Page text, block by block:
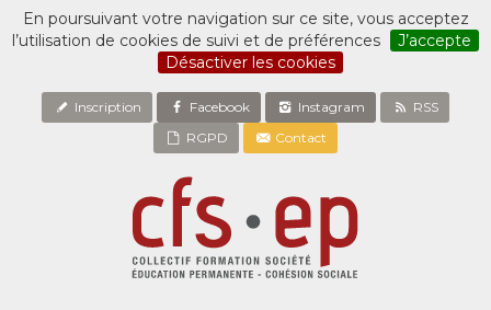
En poursuivant votre navigation sur ce site, vous acceptez
l’utilisation de cookies de suivi et de préférences
J’accepte
Désactiver les cookies
Inscription Facebook Instagram
RSS
RGPD
Contact